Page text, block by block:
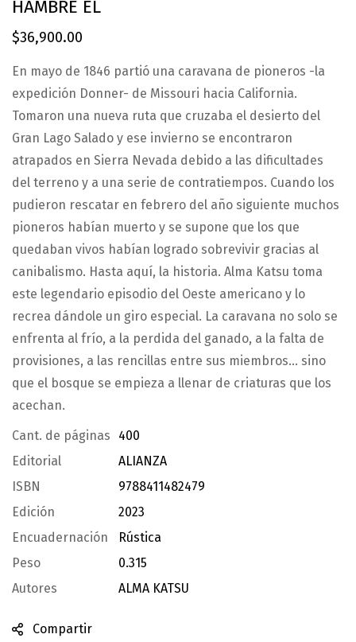
HAMBRE EL
$36,900.00
En mayo de 1846 partió una caravana de pioneros -la
expedición Donner- de Missouri hacia California.
Tomaron una nueva ruta que cruzaba el desierto del
Gran Lago Salado y ese invierno se encontraron
atrapados en Sierra Nevada debido a las dificultades
del terreno y a una serie de contratiempos. Cuando los
pudieron rescatar en febrero del año siguiente muchos
pioneros habían muerto y se supone que los que
quedaban vivos habían logrado sobrevivir gracias al
canibalismo. Hasta aquí, la historia. Alma Katsu toma
este legendario episodio del Oeste americano y lo
recrea dándole un giro especial. La caravana no solo se
enfrenta al frío, a la perdida del ganado, a la falta de
provisiones, a las rencillas entre sus miembros… sino
que el bosque se empieza a llenar de criaturas que los
acechan.
Cant. de páginas
400
Editorial
ALIANZA
ISBN
9788411482479
Edición
2023
Encuadernación
Rústica
Peso
0.315
Autores
ALMA KATSU
Compartir